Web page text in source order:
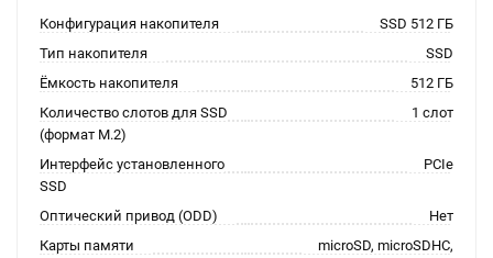
Конфигурация накопителя
SSD 512 ГБ
Тип накопителя
SSD
Ёмкость накопителя
512 ГБ
Количество слотов для SSD
(формат M.2)
1 слот
Интерфейс установленного
SSD
PCIe
Оптический привод (ODD)
Нет
Карты памяти
microSD, microSDHC,